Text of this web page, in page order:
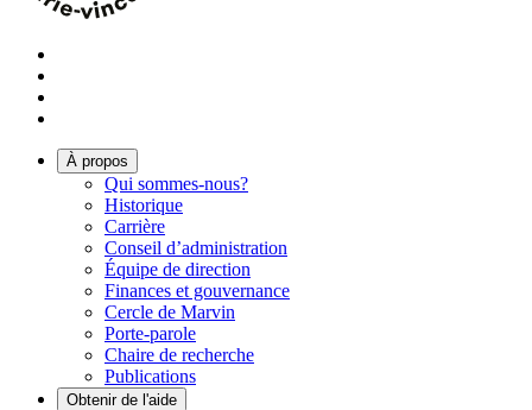
À propos
Qui sommes-nous?
Historique
Carrière
Conseil d’administration
Équipe de direction
Finances et gouvernance
Cercle de Marvin
Porte-parole
Chaire de recherche
Publications
Obtenir de l'aide